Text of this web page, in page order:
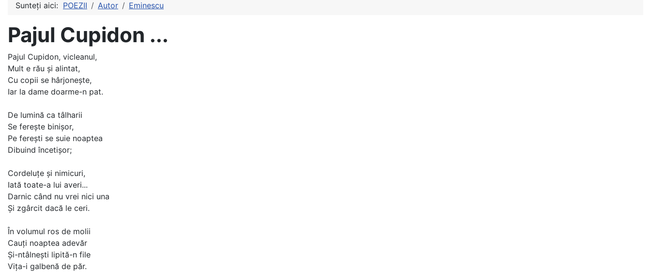
Sunteți aici: POEZII Autor Eminescu
Pajul Cupidon ...
Pajul Cupidon, vicleanul,
Mult e rău şi alintat,
Cu copii se hârjoneşte,
Iar la dame doarme-n pat.
De lumină ca tâlharii
Se fereşte binişor,
Pe fereşti se suie noaptea
Dibuind încetişor;
Cordeluţe şi nimicuri,
Iată toate-a lui averi...
Darnic când nu vrei nici una
Şi zgârcit dacă le ceri.
În volumul ros de molii
Cauţi noaptea adevăr
Şi-ntâlneşti lipită-n file
Viţa-i galbenă de păr.